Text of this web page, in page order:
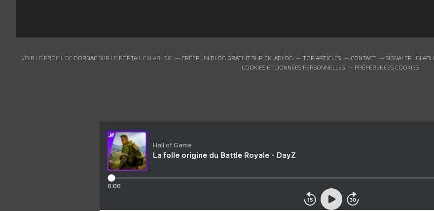
VOIR LE PROFIL DE DORNACSUR LE PORTAIL EKLABLOG CRÉER UN BLOG GRATUIT SUR EKLABLOG TOP ARTICLES CONTACT SIGNALER UN
COOKIES ET DONNÉES PERSONNELLES
PRÉFÉRENCES COOKIES
Hall of Game
La folle origine du Battle Royale - DayZ
0:00